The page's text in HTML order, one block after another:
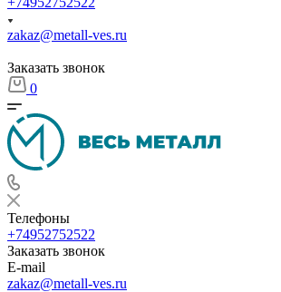
zakaz@metall-ves.ru
Заказать звонок
0
Телефоны
+74952752522
Заказать звонок
E-mail
zakaz@metall-ves.ru